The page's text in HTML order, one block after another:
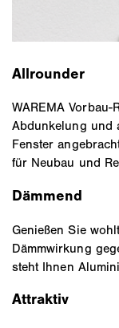
Allrounder
WAREMA
Abdunkelung und
Fenster
für Neubau und
Dämmend
Genießen Sie
Dämmwirkung
steht Ihnen
Attraktiv